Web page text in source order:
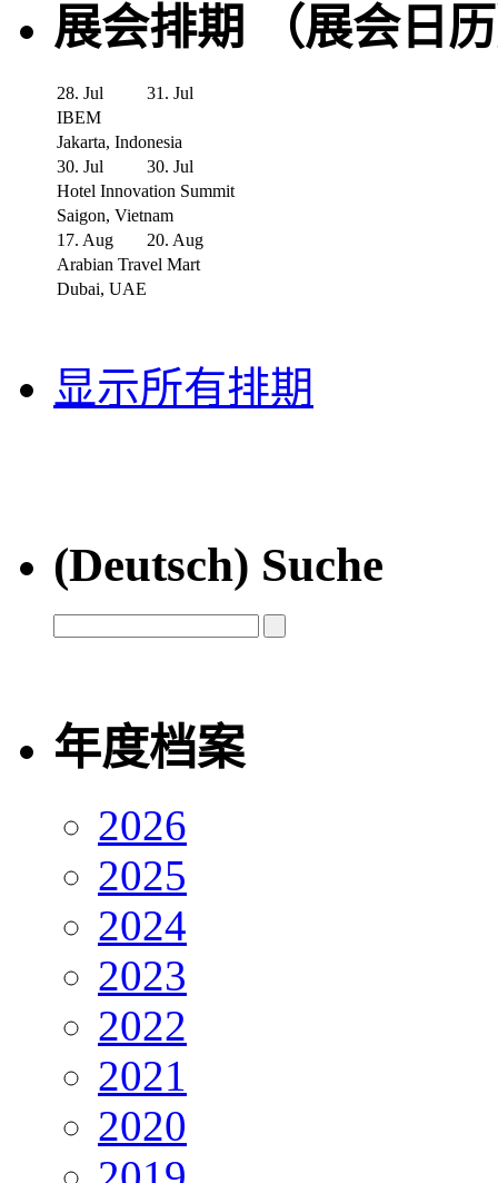
展会排期 （展会日
28. Jul
31. Jul
IBEM
Jakarta, Indonesia
30. Jul
30. Jul
Hotel Innovation Summit
Saigon, Vietnam
17. Aug
20. Aug
Arabian Travel Mart
Dubai, UAE
显示所有排期
(Deutsch) Suche
年度档案
2026
2025
2024
2023
2022
2021
2020